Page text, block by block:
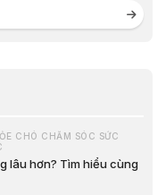
CHÓ CHĂM SÓC SỨC
lâu hơn? Tìm hiểu cùng